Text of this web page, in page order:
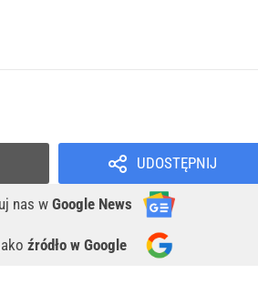
UDOSTĘPNIJ
nas w Google News
źródło w Google